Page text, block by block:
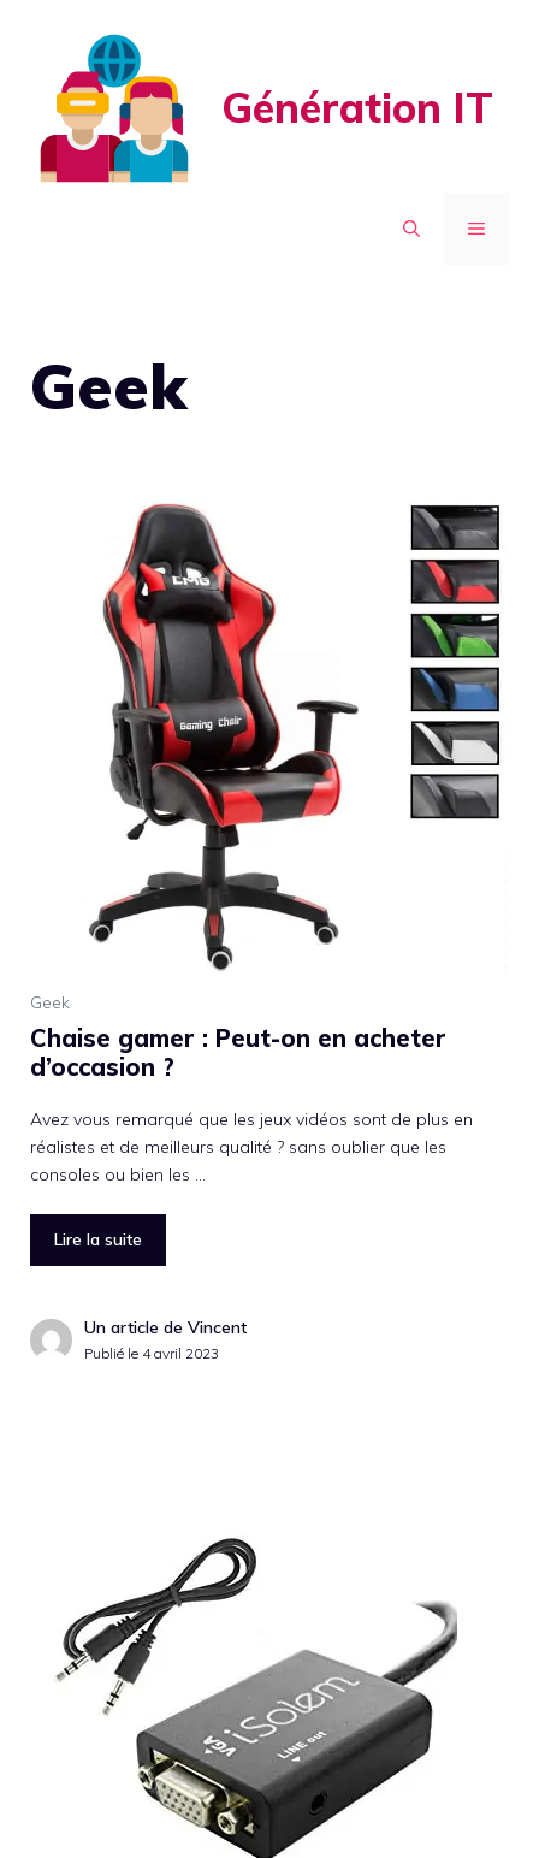
contenu
Génération IT
MENU
Geek
Geek
Chaise gamer : Peut-on en acheter
d’occasion ?
Avez vous remarqué que les jeux vidéos sont de plus en
réalistes et de meilleurs qualité ? sans oublier que les
consoles ou bien les …
Lire la suite
Un article de Vincent
Publié le 4 avril 2023